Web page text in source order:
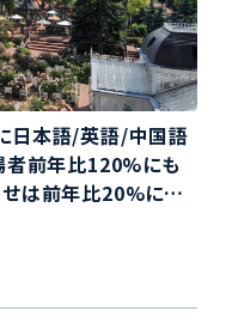
日本語/英語/中国語
者前年比120%にも
は前年比20%に減